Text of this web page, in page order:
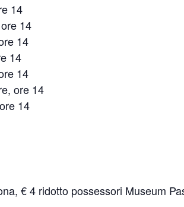
14
14
14
14
14
ore 14
14
€ 4 ridotto possessori Museum